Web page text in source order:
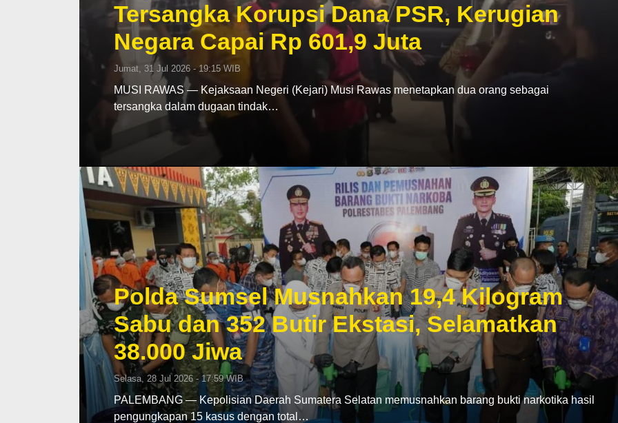
Tersangka Korupsi Dana PSR, Kerugian
Negara Capai Rp 601,9 Juta
Jumat, 31 Jul 2026 - 19:15 WIB
MUSI RAWAS — Kejaksaan Negeri (Kejari) Musi Rawas menetapkan dua orang sebagai
tersangka dalam dugaan tindak…
Polda Sumsel Musnahkan 19,4 Kilogram
Sabu dan 352 Butir Ekstasi, Selamatkan
38.000 Jiwa
Selasa, 28 Jul 2026 - 17:59 WIB
PALEMBANG — Kepolisian Daerah Sumatera Selatan memusnahkan barang bukti narkotika hasil
pengungkapan 15 kasus dengan total…